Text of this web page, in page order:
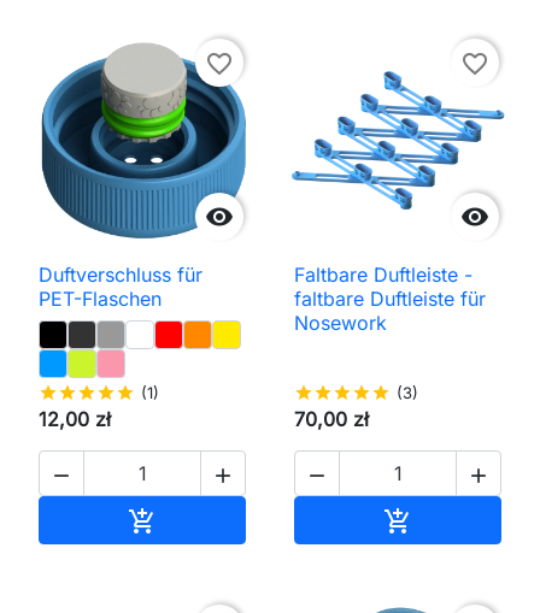

favorite_border
Duftverschluss für
PET-Flaschen
starstarstarstarstar (1)
12,00 zł
 


favorite_border
Faltbare Duftleiste -
faltbare Duftleiste für
Nosework
starstarstarstarstar (3)
70,00 zł
 
